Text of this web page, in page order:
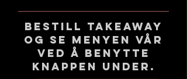
Bestill takeaway
og se menyen vår
ved å benytte
knappen under.